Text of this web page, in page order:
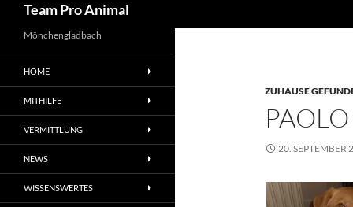
Team Pro Animal
ZUHAUSE
PAOLO
20. SEPTEMBER
Mönchengladbach
HOME
MITHILFE
VERMITTLUNG
NEWS
WISSENSWERTES